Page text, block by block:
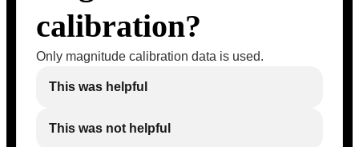
calibration?
Only magnitude calibration data is used.
This was helpful
This was not helpful